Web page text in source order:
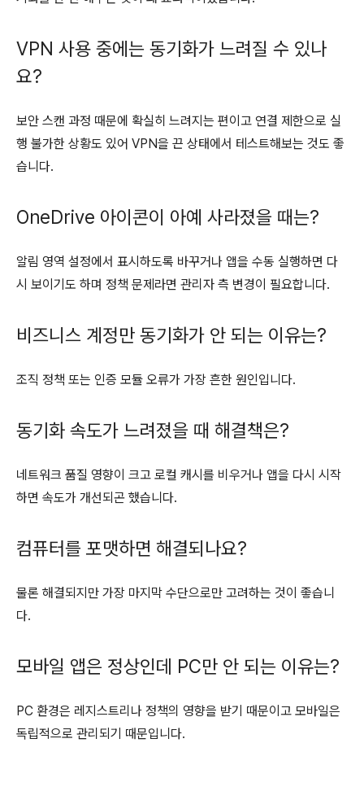
VPN 사용 중에는 동기화가 느려질 수 있나
요?
보안 스캔 과정 때문에 확실히 느려지는 편이고 연결 제한으로 실
행 불가한 상황도 있어 VPN을 끈 상태에서 테스트해보는 것도 좋
습니다.
OneDrive 아이콘이 아예 사라졌을 때는?
알림 영역 설정에서 표시하도록 바꾸거나 앱을 수동 실행하면 다
시 보이기도 하며 정책 문제라면 관리자 측 변경이 필요합니다.
비즈니스 계정만 동기화가 안 되는 이유는?
조직 정책 또는 인증 모듈 오류가 가장 흔한 원인입니다.
동기화 속도가 느려졌을 때 해결책은?
네트워크 품질 영향이 크고 로컬 캐시를 비우거나 앱을 다시 시작
하면 속도가 개선되곤 했습니다.
컴퓨터를 포맷하면 해결되나요?
물론 해결되지만 가장 마지막 수단으로만 고려하는 것이 좋습니
다.
모바일 앱은 정상인데 PC만 안 되는 이유는?
PC 환경은 레지스트리나 정책의 영향을 받기 때문이고 모바일은
독립적으로 관리되기 때문입니다.